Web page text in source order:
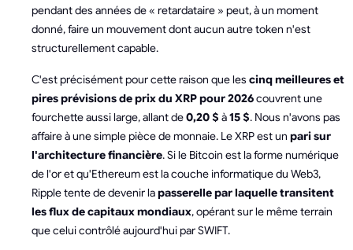
pendant des années de « retardataire » peut, à un moment
donné, faire un mouvement dont aucun autre token n'est
structurellement capable.
C'est précisément pour cette raison que les cinq meilleures et
pires prévisions de prix du XRP pour 2026couvrent une
fourchette aussi large, allant de0,20 $ à15 $. Nous n'avons pas
affaire à une simple pièce de monnaie. Le XRP est un pari sur
l'architecture financière. Si le Bitcoin est la forme numérique
de l'or et qu'Ethereum est la couche informatique du Web3,
Ripple tente de devenir lapasserelle par laquelle transitent
les flux de capitaux mondiaux, opérant sur le même terrain
que celui contrôlé aujourd'hui par SWIFT.